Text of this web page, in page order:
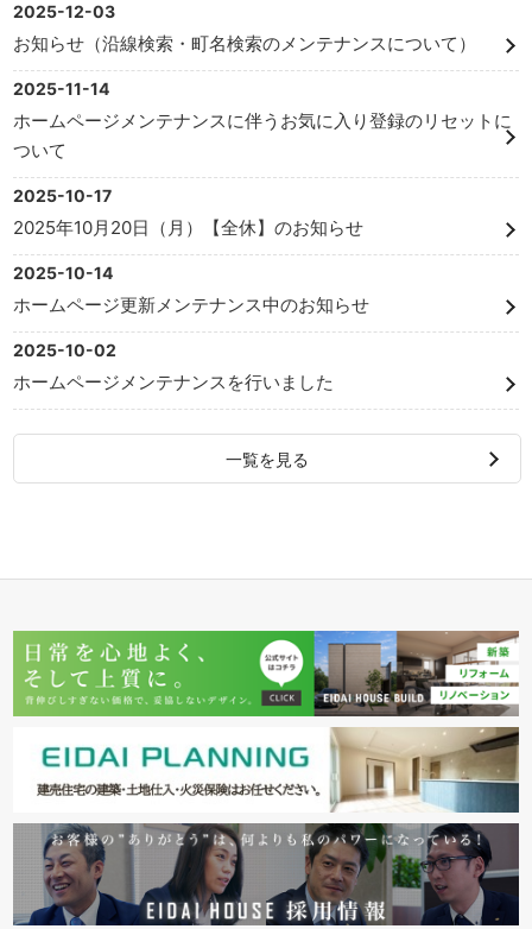
2025-12-03
お知らせ（沿線検索・町名検索のメンテナンスについて）
2025-11-14
ホームページメンテナンスに伴うお気に入り登録のリセットに
ついて
2025-10-17
2025年10月20日（月）【全休】のお知らせ
2025-10-14
ホームページ更新メンテナンス中のお知らせ
2025-10-02
ホームページメンテナンスを行いました
一覧を見る